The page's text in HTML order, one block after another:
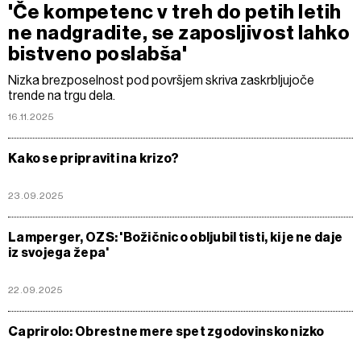
'Če kompetenc v treh do petih letih
ne nadgradite, se zaposljivost lahko
bistveno poslabša'
Nizka brezposelnost pod površjem skriva zaskrbljujoče
trende na trgu dela.
16.11.2025
Kako se pripraviti na krizo?
23.09.2025
Lamperger, OZS: 'Božičnico obljubil tisti, ki je ne daje
iz svojega žepa'
22.09.2025
Caprirolo: Obrestne mere spet zgodovinsko nizko